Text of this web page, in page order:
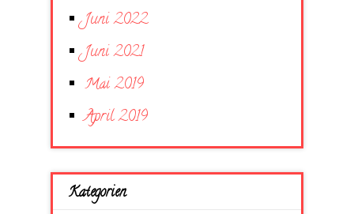
Juni 2022
Juni 2021
Mai 2019
April 2019
Kategorien